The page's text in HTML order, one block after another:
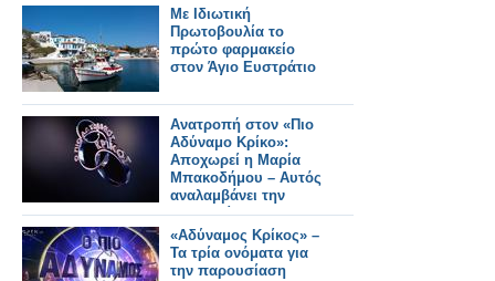
Με Ιδιωτική
Πρωτοβουλία το
πρώτο φαρμακείο
στον Άγιο Ευστράτιο
Ανατροπή στον «Πιο
Αδύναμο Κρίκο»:
Αποχωρεί η Μαρία
Μπακοδήμου – Αυτός
αναλαμβάνει την
παρουσίαση
«Αδύναμος Κρίκος» –
Τα τρία ονόματα για
την παρουσίαση